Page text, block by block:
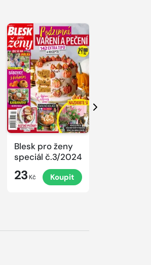
Blesk pro ženy
speciál č.3/2024
23 Kč Koupit
Další